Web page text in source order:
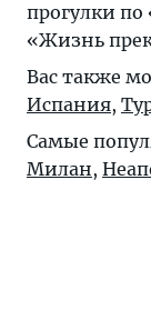
прогулки
«Жизнь
Вас также
Испания,
Самые
Милан,